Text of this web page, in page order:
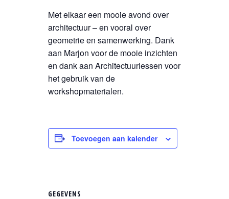
Met elkaar een mooie avond over
architectuur – en vooral over
geometrie en samenwerking. Dank
aan Marjon voor de mooie inzichten
en dank aan Architectuurlessen voor
het gebruik van de
workshopmaterialen.
Toevoegen aan kalender
GEGEVENS